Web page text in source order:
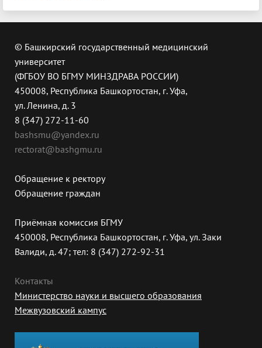
© Башкирский государственный медицинский
университет
(ФГБОУ ВО БГМУ МИНЗДРАВА РОССИИ)
450008, Республика Башкортостан, г. Уфа,
ул. Ленина, д. 3
8 (347) 272-11-60
bashsmu@yandex.ru
rectorat@bashgmu.ru
Обращение к ректору
Обращение граждан
Приёмная комиссия БГМУ
450008, Республика Башкортостан, г. Уфа, ул. Заки
Валиди, д. 47; тел: 8 (347) 272-92-31
Контакты
Министерство науки и высшего образования
Межвузовский кампус